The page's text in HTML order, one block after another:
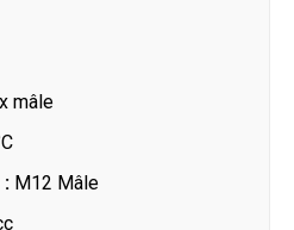
mâle
: M12 Mâle